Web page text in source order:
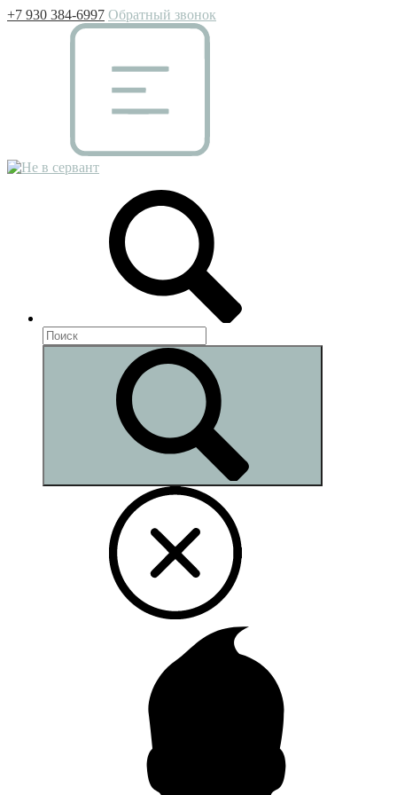
+7 930 384-6997 Обратный звонок